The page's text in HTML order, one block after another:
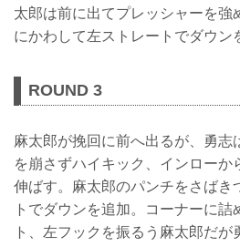
太郎は前に出てプレッシャーを強
にかわして左ストレートでダウン
ROUND 3
麻太郎が挽回に前へ出るが、勇志
を崩さずハイキック、インローか
伸ばす。麻太郎のパンチをさばき
トでダウンを追加。コーナーに
ト、左フックを振るう麻太郎だが